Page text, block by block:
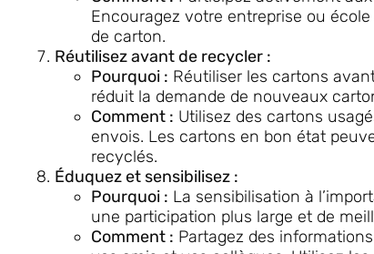
Encouragez votre entreprise ou
de carton.
Réutilisez avant de recycler :
Pourquoi : Réutiliser les cartons
réduit la demande de nouveaux
Comment : Utilisez des cartons
envois. Les cartons en bon état
recyclés.
Éduquez et sensibilisez :
Pourquoi : La sensibilisation à
une participation plus large et de
Comment : Partagez des